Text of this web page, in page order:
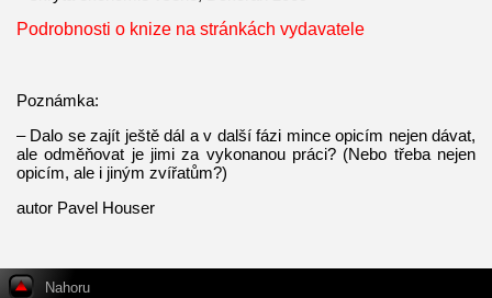
Podrobnosti o knize na stránkách vydavatele
Poznámka:
– Dalo se zajít ještě dál a v další fázi mince opicím nejen dávat,
ale odměňovat je jimi za vykonanou práci? (Nebo třeba nejen
opicím, ale i jiným zvířatům?)
autor Pavel Houser
Nahoru